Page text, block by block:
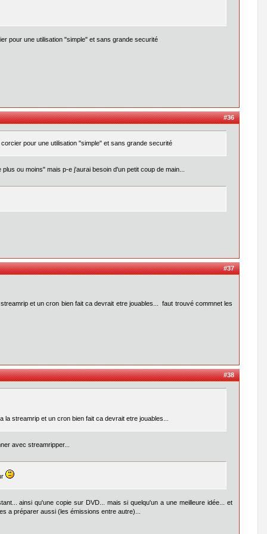
pour une utilisation "simple" et sans grande securité
#36
pour une utilisation "simple" et sans grande securité
ou moins" mais p-e j'aurai besoin d'un petit coup de main...
#37
et un cron bien fait ca devrait etre jouables... faut trouvé commnet les
#38
streamrip et un cron bien fait ca devrait etre jouables...
avec streamripper...
ainsi qu'une copie sur DVD... mais si quelqu'un a une meilleure idée... et
a préparer aussi (les émissions entre autre)...